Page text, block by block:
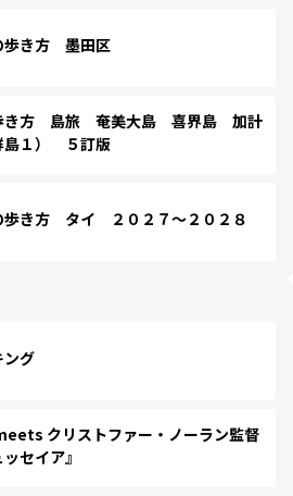
歩き方 墨田区
き方 島旅 奄美大島 喜界島 加計
島１） ５訂版
き方 タイ ２０２７～２０２８
ング
クリストファー・ノーラン監督
セイア』